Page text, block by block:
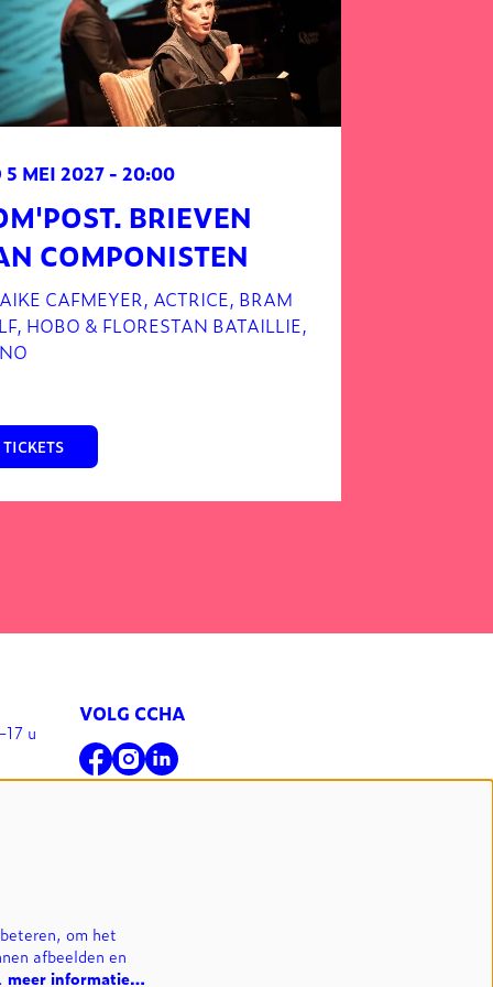
BRIEVEN
COMPONISTEN
CAFMEYER, ACTRICE, BRAM
HOBO & FLORESTAN BATAILLIE,
5 MEI 2027 - 20:00
TICKETS
u
VOLG CCHA
om het
afbeelden en
meer informatie…